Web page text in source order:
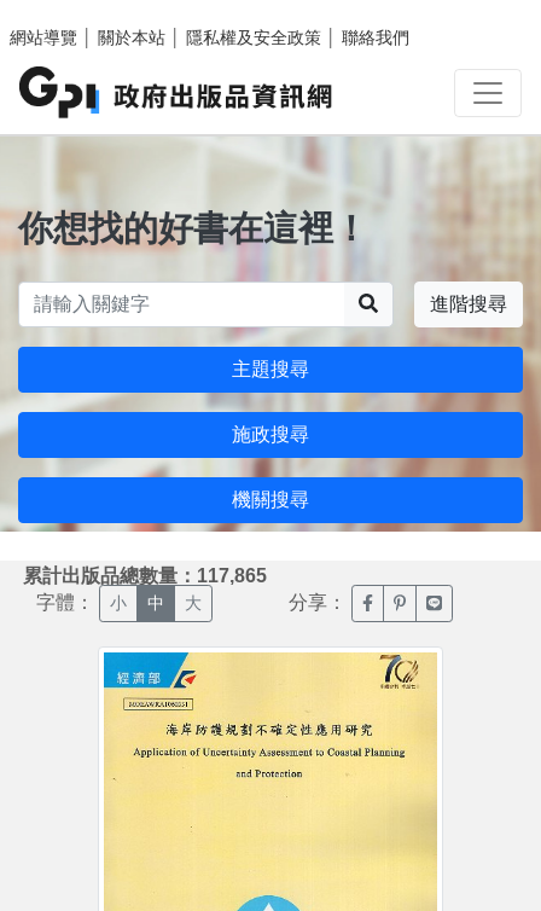
網站導覽
關於本站 隱私權及安全政策 聯絡我們
你想找的好書在這裡！
進階搜尋
主題搜尋
施政搜尋
機關搜尋
累計出版品總數量：117,865
字體： 小 中 大 分享： 臉書分享(另開新視窗)
噗浪分享(另開新
Line分享(另